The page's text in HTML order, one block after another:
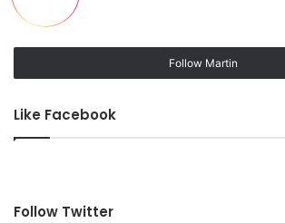
Follow Martin
Like Facebook
Follow Twitter